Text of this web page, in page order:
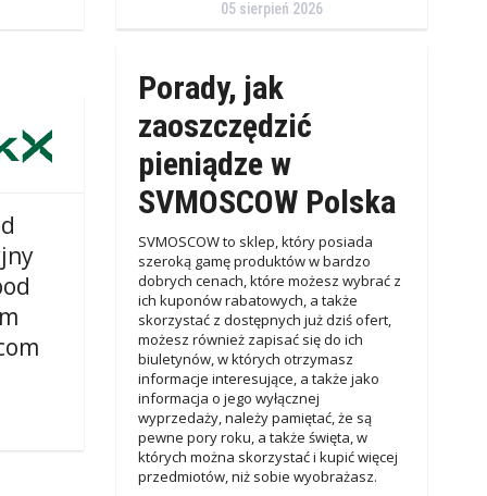
05 sierpień 2026
Porady, jak
zaoszczędzić
pieniądze w
SVMOSCOW Polska
SVMOSCOW to sklep, który posiada
szeroką gamę produktów w bardzo
dobrych cenach, które możesz wybrać z
ich kuponów rabatowych, a także
skorzystać z dostępnych już dziś ofert,
możesz również zapisać się do ich
biuletynów, w których otrzymasz
informacje interesujące, a także jako
informacja o jego wyłącznej
wyprzedaży, należy pamiętać, że są
pewne pory roku, a także święta, w
których można skorzystać i kupić więcej
przedmiotów, niż sobie wyobrażasz.